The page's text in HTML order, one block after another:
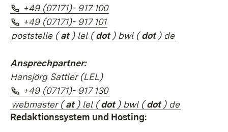
Telefon:
+49 (07171)- 917 100(Öffnet in neuem Fenster)
Telefon:
+49 (07171)- 917 101(Öffnet in neuem Fenster)
poststelle(at) lel(dot) bwl(dot) de
Ansprechpartner:
HansjörgSattler (LEL)
Telefon:
+49 (07171)- 917 130(Öffnet in neuem Fenster)
webmaster(at) lel(dot) bwl(dot) de
Redaktionssystem und Hosting: